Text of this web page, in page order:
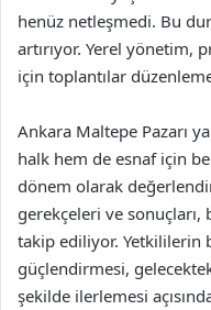
henüz netleşmedi. Bu
artırıyor. Yerel yönetim,
için toplantılar
Ankara Maltepe Pazarı
halk hem de esnaf için
dönem olarak
gerekçeleri ve
takip ediliyor. Yetkililerin
güçlendirmesi,
şekilde ilerlemesi